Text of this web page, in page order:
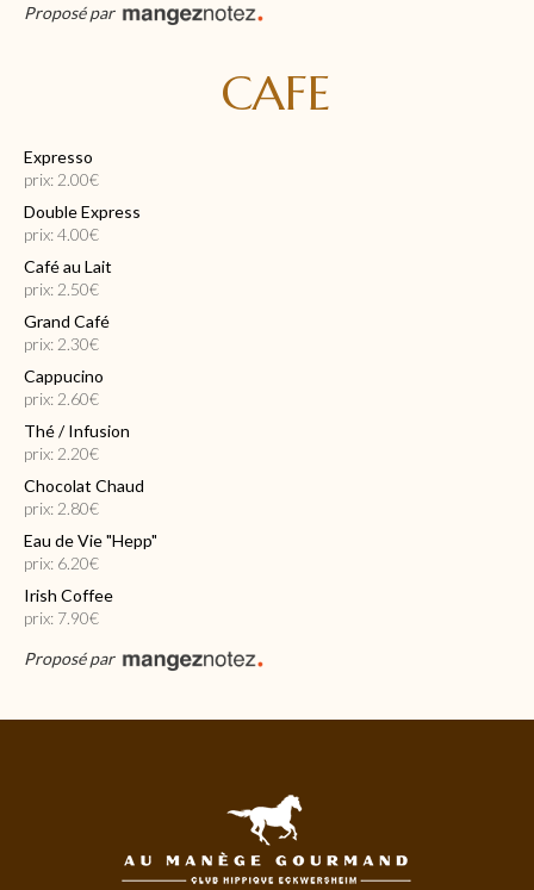
Proposé par
CAFE
Expresso
prix: 2.00€
Double Express
prix: 4.00€
Café au Lait
prix: 2.50€
Grand Café
prix: 2.30€
Cappucino
prix: 2.60€
Thé / Infusion
prix: 2.20€
Chocolat Chaud
prix: 2.80€
Eau de Vie "Hepp"
prix: 6.20€
Irish Coffee
prix: 7.90€
Proposé par